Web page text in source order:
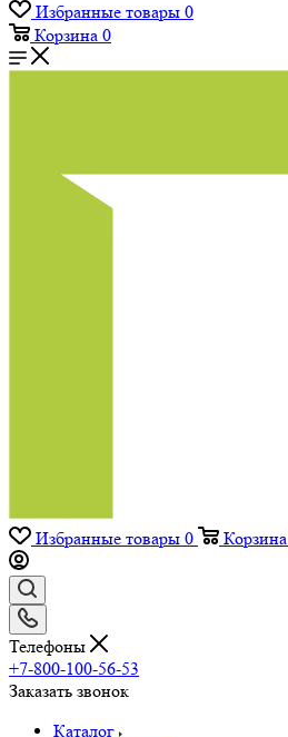
Избранные товары 0
Корзина 0
Избранные товары 0 Корзина
Телефоны
+7-800-100-56-53
Заказать звонок
Каталог